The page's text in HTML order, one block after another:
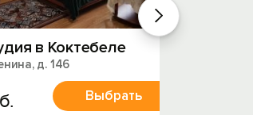
в Коктебеле
д. 146
Выбрать